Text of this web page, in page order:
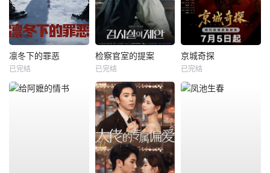
凛冬下的罪恶
已完结
检察官室的提案
已完结
京城奇探
已完结